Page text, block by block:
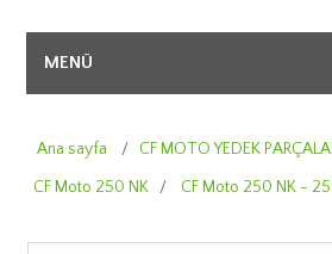
MENÜ
Ana sayfa / CF MOTO YEDEK
CF Moto 250 NK
/ CF Moto 250 NK -